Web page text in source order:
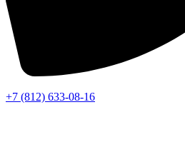
+7 (812) 633-08-16